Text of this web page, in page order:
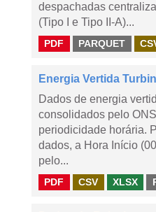
despachadas
(Tipo I e Tipo II-A)...
PDF PARQUET
Energia Vertida
Dados de energia
consolidados pelo
periodicidade horária.
dados, a Hora Início
pelo...
PDF CSV XLSX